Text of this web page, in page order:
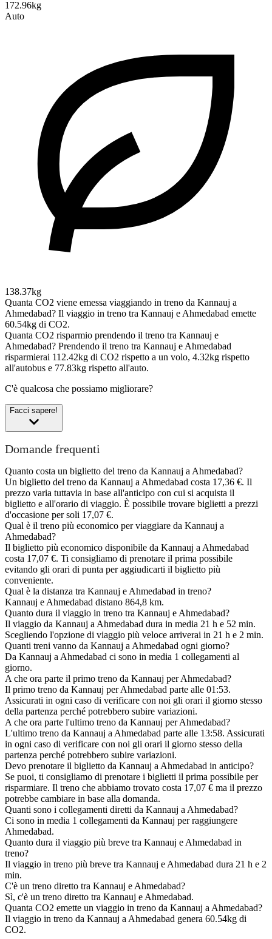
172.96kg
Auto
138.37kg
Quanta CO2 viene emessa viaggiando in treno da Kannauj a
Ahmedabad? Il viaggio in treno tra Kannauj e Ahmedabad emette
60.54kg di CO2.
Quanta CO2 risparmio prendendo il treno tra Kannauj e
Ahmedabad? Prendendo il treno tra Kannauj e Ahmedabad
risparmierai 112.42kg di CO2 rispetto a un volo, 4.32kg rispetto
all'autobus e 77.83kg rispetto all'auto.
C'è qualcosa che possiamo migliorare?
Facci sapere!
Domande frequenti
Quanto costa un biglietto del treno da Kannauj a Ahmedabad?
Un biglietto del treno da Kannauj a Ahmedabad costa 17,36 €. Il
prezzo varia tuttavia in base all'anticipo con cui si acquista il
biglietto e all'orario di viaggio. È possibile trovare biglietti a prezzi
d'occasione per soli 17,07 €.
Qual è il treno più economico per viaggiare da Kannauj a
Ahmedabad?
Il biglietto più economico disponibile da Kannauj a Ahmedabad
costa 17,07 €. Ti consigliamo di prenotare il prima possibile
evitando gli orari di punta per aggiudicarti il biglietto più
conveniente.
Qual è la distanza tra Kannauj e Ahmedabad in treno?
Kannauj e Ahmedabad distano 864,8 km.
Quanto dura il viaggio in treno tra Kannauj e Ahmedabad?
Il viaggio da Kannauj a Ahmedabad dura in media 21 h e 52 min.
Scegliendo l'opzione di viaggio più veloce arriverai in 21 h e 2 min.
Quanti treni vanno da Kannauj a Ahmedabad ogni giorno?
Da Kannauj a Ahmedabad ci sono in media 1 collegamenti al
giorno.
A che ora parte il primo treno da Kannauj per Ahmedabad?
Il primo treno da Kannauj per Ahmedabad parte alle 01:53.
Assicurati in ogni caso di verificare con noi gli orari il giorno stesso
della partenza perché potrebbero subire variazioni.
A che ora parte l'ultimo treno da Kannauj per Ahmedabad?
L'ultimo treno da Kannauj a Ahmedabad parte alle 13:58. Assicurati
in ogni caso di verificare con noi gli orari il giorno stesso della
partenza perché potrebbero subire variazioni.
Devo prenotare il biglietto da Kannauj a Ahmedabad in anticipo?
Se puoi, ti consigliamo di prenotare i biglietti il prima possibile per
risparmiare. Il treno che abbiamo trovato costa 17,07 € ma il prezzo
potrebbe cambiare in base alla domanda.
Quanti sono i collegamenti diretti da Kannauj a Ahmedabad?
Ci sono in media 1 collegamenti da Kannauj per raggiungere
Ahmedabad.
Quanto dura il viaggio più breve tra Kannauj e Ahmedabad in
treno?
Il viaggio in treno più breve tra Kannauj e Ahmedabad dura 21 h e 2
min.
C'è un treno diretto tra Kannauj e Ahmedabad?
Sì, c'è un treno diretto tra Kannauj e Ahmedabad.
Quanta CO2 emette un viaggio in treno da Kannauj a Ahmedabad?
Il viaggio in treno da Kannauj a Ahmedabad genera 60.54kg di
CO2.